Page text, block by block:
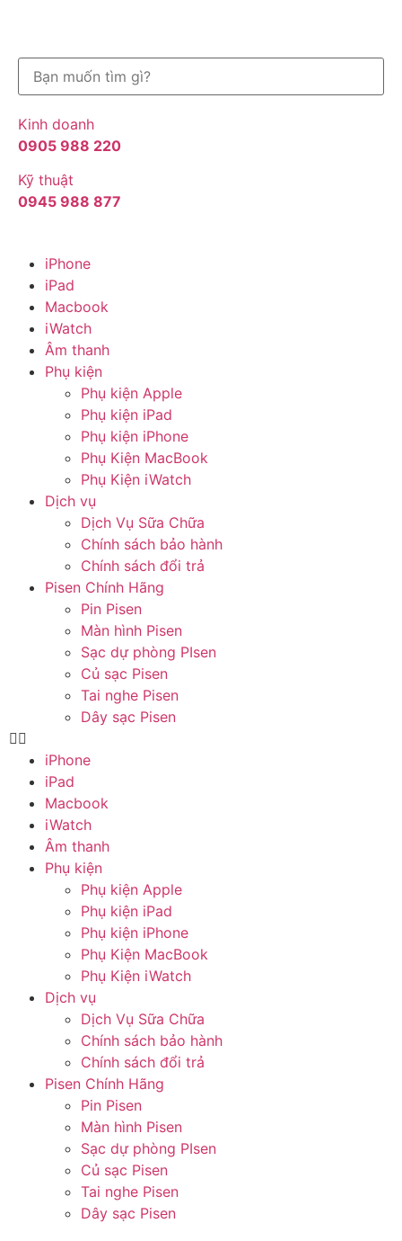
Kinh doanh
0905 988 220
Kỹ thuật
0945 988 877
iPhone
iPad
Macbook
iWatch
Âm thanh
Phụ kiện
Phụ kiện Apple
Phụ kiện iPad
Phụ kiện iPhone
Phụ Kiện MacBook
Phụ Kiện iWatch
Dịch vụ
Dịch Vụ Sữa Chữa
Chính sách bảo hành
Chính sách đổi trả
Pisen Chính Hãng
Pin Pisen
Màn hình Pisen
Sạc dự phòng PIsen
Củ sạc Pisen
Tai nghe Pisen
Dây sạc Pisen
iPhone
iPad
Macbook
iWatch
Âm thanh
Phụ kiện
Phụ kiện Apple
Phụ kiện iPad
Phụ kiện iPhone
Phụ Kiện MacBook
Phụ Kiện iWatch
Dịch vụ
Dịch Vụ Sữa Chữa
Chính sách bảo hành
Chính sách đổi trả
Pisen Chính Hãng
Pin Pisen
Màn hình Pisen
Sạc dự phòng PIsen
Củ sạc Pisen
Tai nghe Pisen
Dây sạc Pisen